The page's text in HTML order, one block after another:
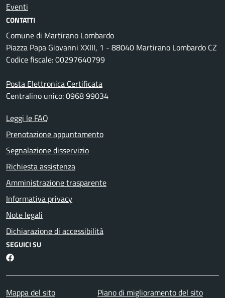
Eventi
CONTATTI
Comune di Martirano Lombardo
Piazza Papa Giovanni XXIII, 1 - 88040 Martirano Lombardo CZ
Codice fiscale: 00297640799
Posta Elettronica Certificata
Centralino unico: 0968 99034
Leggi le FAQ
Prenotazione appuntamento
Segnalazione disservizio
Richiesta assistenza
Amministrazione trasparente
Informativa privacy
Note legali
Dichiarazione di accessibilità
SEGUICI SU
Martirano Lombardo Facebook
Mappa del sito Piano di miglioramento del sito